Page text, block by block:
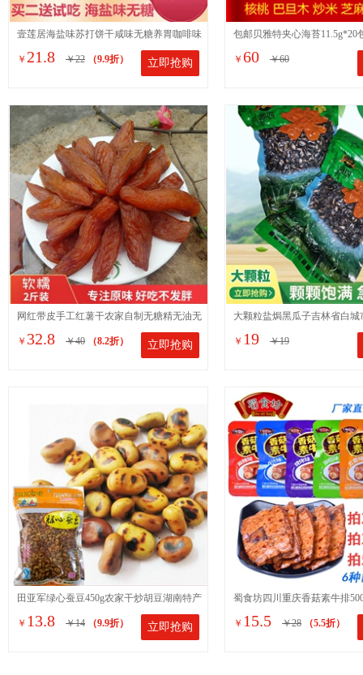
壹莲居海盐味苏打饼干咸味无糖养胃咖啡味
梳打柠檬夹心脆饼干代餐
￥ 21.8 ￥22 （9.9折） 立即抢购
包邮贝雅特夹心海苔11.5g*20
￥ 60 ￥60
网红带皮手工红薯干农家自制无糖精无油无
添加零食番薯软糯地瓜干
￥ 32.8 ￥40 （8.2折） 立即抢购
大颗粒盐焗黑瓜子吉林省白城
￥ 19 ￥19
田亚军绿心蚕豆450g农家干炒胡豆湖南特产
硬蚕豆原味坚果小吃零食
￥ 13.8 ￥14 （9.9折） 立即抢购
蜀食坊四川重庆香菇素牛排
手撕豆腐干豆制品零食
￥ 15.5 ￥28 （5.5折）